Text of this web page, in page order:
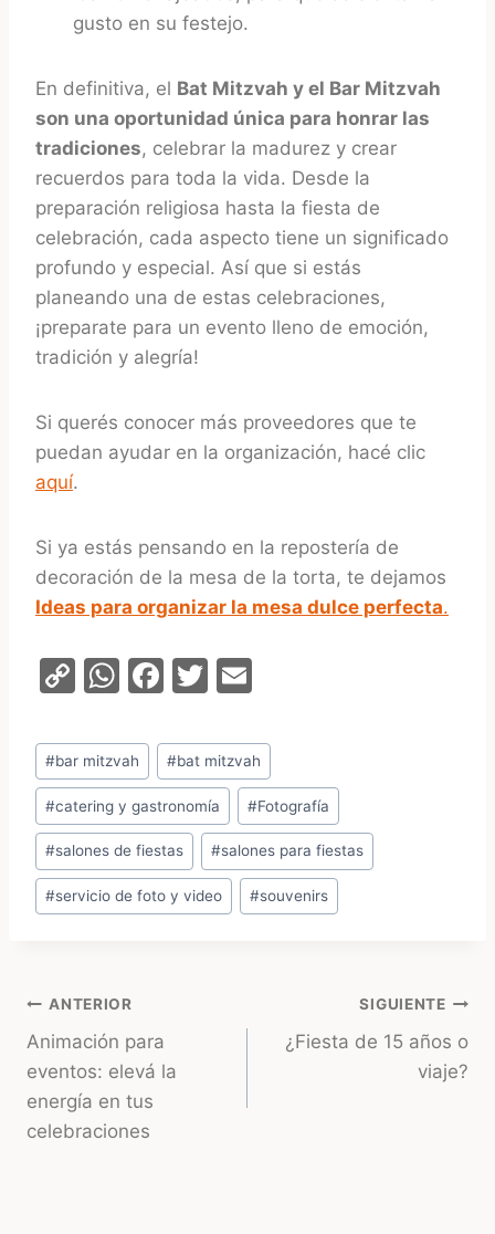
gusto en su festejo.
En definitiva, el Bat Mitzvah y el Bar Mitzvah
son una oportunidad única para honrar las
tradiciones, celebrar la madurez y crear
recuerdos para toda la vida. Desde la
preparación religiosa hasta la fiesta de
celebración, cada aspecto tiene un significado
profundo y especial. Así que si estás
planeando una de estas celebraciones,
¡preparate para un evento lleno de emoción,
tradición y alegría!
Si querés conocer más proveedores que te
puedan ayudar en la organización, hacé clic
aquí.
Si ya estás pensando en la repostería de
decoración de la mesa de la torta, te dejamos
Ideas para organizar la mesa dulce perfecta.
C
p
y
Li
n
k
W
at
s
A
p
p
F
c
e
b
o
o
k
T
itt
er
ai
l
Etiquetas
de
la
entrada:
#bar mitzvah #bat mitzvah
#catering y gastronomía #Fotografía
#salones de fiestas #salones para fiestas
#servicio de foto y video #souvenirs
Navegación
de
entradas
ANTERIOR
Animación para
eventos: elevá la
energía en tus
celebraciones
SIGUIENTE
¿Fiesta de 15 años o
viaje?